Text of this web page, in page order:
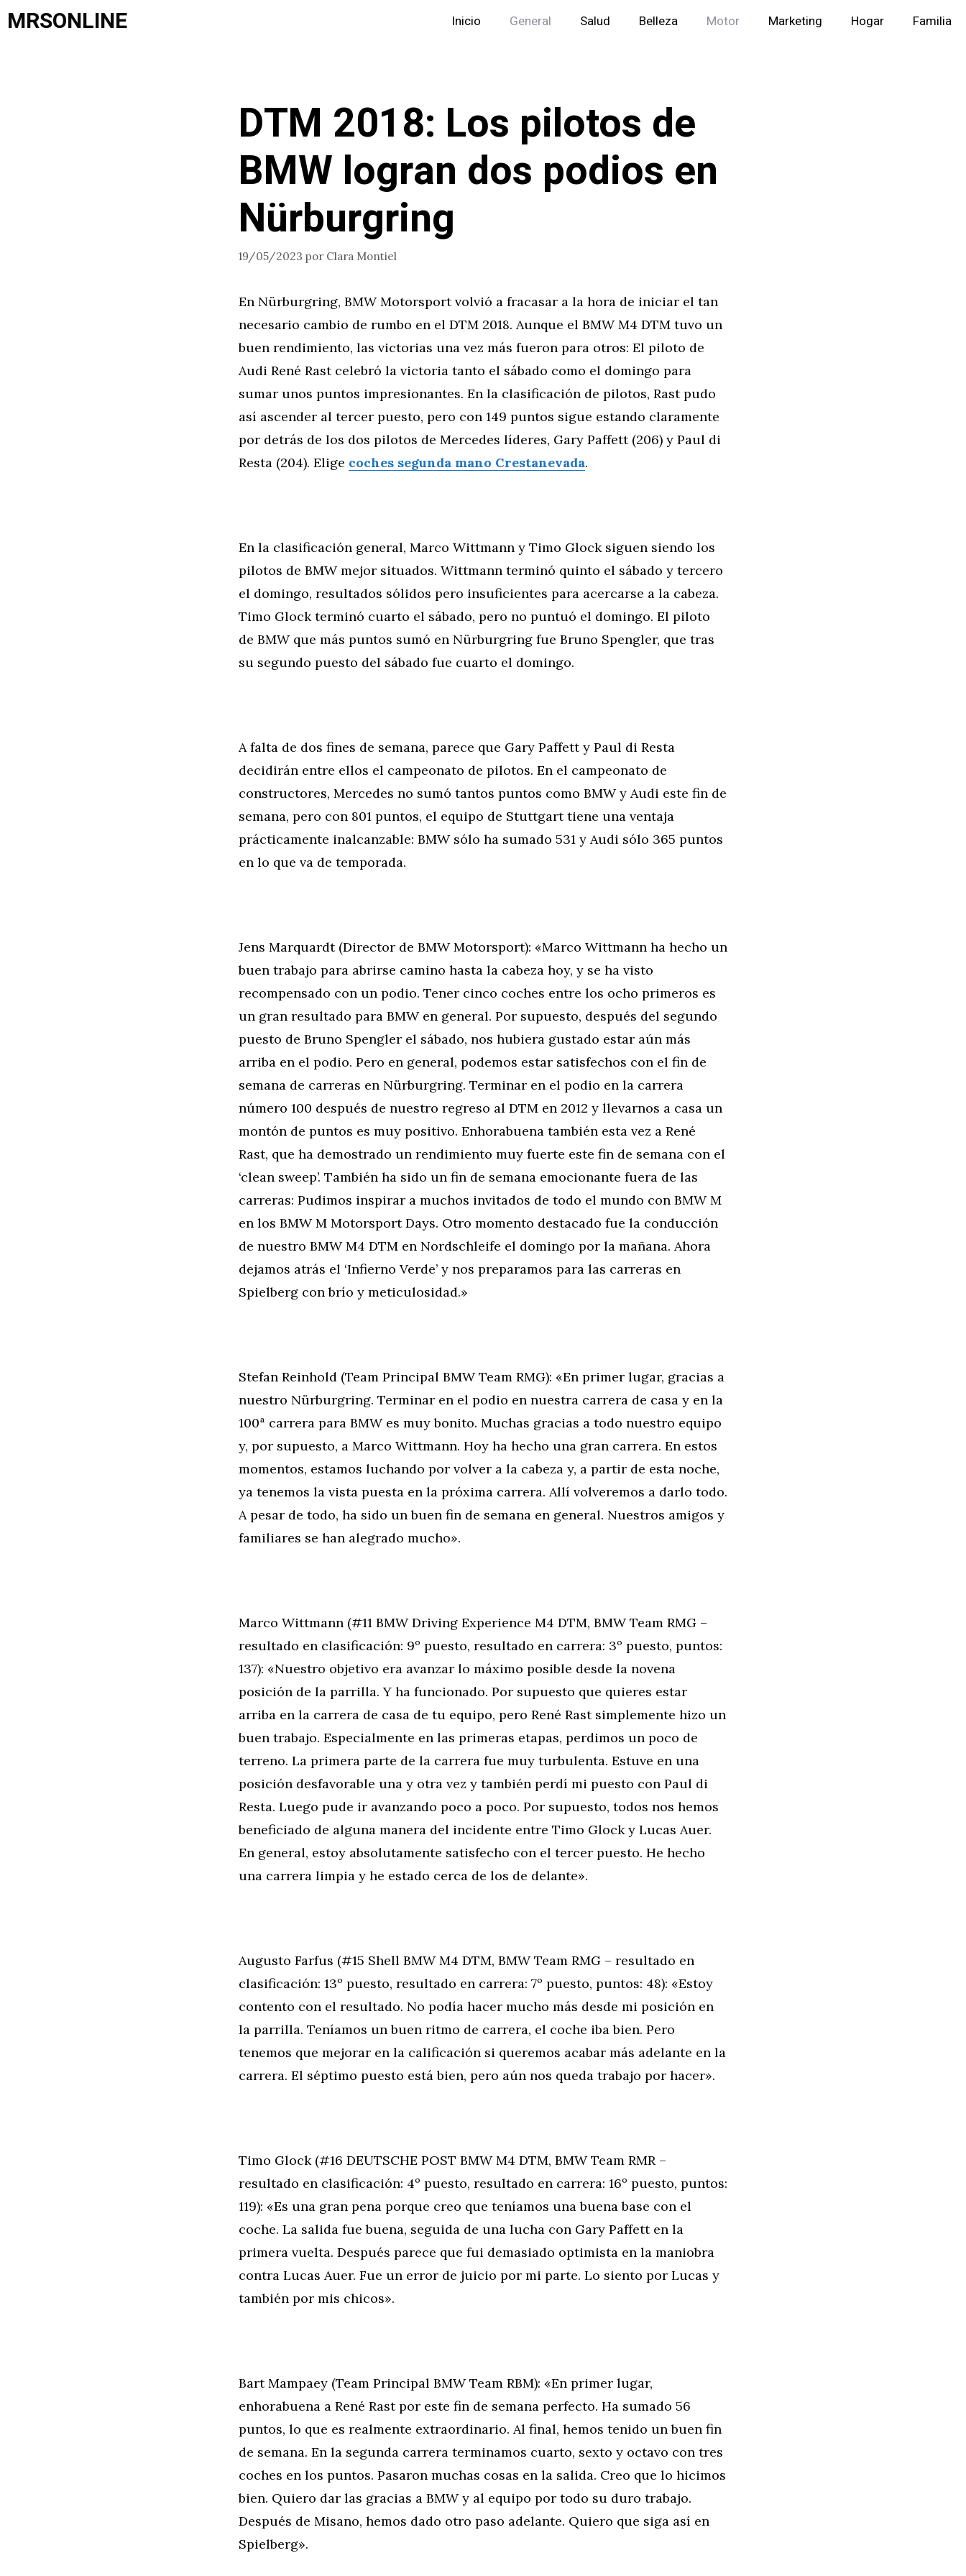
Saltar
alMRSONLINE Inicio General Salud Belleza Motor Marketing Hogar Familia
DTM 2018: Los pilotos de
BMW logran dos podios en
Nürburgring
19/05/2023 por Clara Montiel
En Nürburgring, BMW Motorsport volvió a fracasar a la hora de iniciar el tan
necesario cambio de rumbo en el DTM 2018. Aunque el BMW M4 DTM tuvo un
buen rendimiento, las victorias una vez más fueron para otros: El piloto de
Audi René Rast celebró la victoria tanto el sábado como el domingo para
sumar unos puntos impresionantes. En la clasificación de pilotos, Rast pudo
así ascender al tercer puesto, pero con 149 puntos sigue estando claramente
por detrás de los dos pilotos de Mercedes líderes, Gary Paffett (206) y Paul di
Resta (204). Elige coches segunda mano Crestanevada.
En la clasificación general, Marco Wittmann y Timo Glock siguen siendo los
pilotos de BMW mejor situados. Wittmann terminó quinto el sábado y tercero
el domingo, resultados sólidos pero insuficientes para acercarse a la cabeza.
Timo Glock terminó cuarto el sábado, pero no puntuó el domingo. El piloto
de BMW que más puntos sumó en Nürburgring fue Bruno Spengler, que tras
su segundo puesto del sábado fue cuarto el domingo.
A falta de dos fines de semana, parece que Gary Paffett y Paul di Resta
decidirán entre ellos el campeonato de pilotos. En el campeonato de
constructores, Mercedes no sumó tantos puntos como BMW y Audi este fin de
semana, pero con 801 puntos, el equipo de Stuttgart tiene una ventaja
prácticamente inalcanzable: BMW sólo ha sumado 531 y Audi sólo 365 puntos
en lo que va de temporada.
Jens Marquardt (Director de BMW Motorsport): «Marco Wittmann ha hecho un
buen trabajo para abrirse camino hasta la cabeza hoy, y se ha visto
recompensado con un podio. Tener cinco coches entre los ocho primeros es
un gran resultado para BMW en general. Por supuesto, después del segundo
puesto de Bruno Spengler el sábado, nos hubiera gustado estar aún más
arriba en el podio. Pero en general, podemos estar satisfechos con el fin de
semana de carreras en Nürburgring. Terminar en el podio en la carrera
número 100 después de nuestro regreso al DTM en 2012 y llevarnos a casa un
montón de puntos es muy positivo. Enhorabuena también esta vez a René
Rast, que ha demostrado un rendimiento muy fuerte este fin de semana con el
‘clean sweep’. También ha sido un fin de semana emocionante fuera de las
carreras: Pudimos inspirar a muchos invitados de todo el mundo con BMW M
en los BMW M Motorsport Days. Otro momento destacado fue la conducción
de nuestro BMW M4 DTM en Nordschleife el domingo por la mañana. Ahora
dejamos atrás el ‘Infierno Verde’ y nos preparamos para las carreras en
Spielberg con brío y meticulosidad.»
Stefan Reinhold (Team Principal BMW Team RMG): «En primer lugar, gracias a
nuestro Nürburgring. Terminar en el podio en nuestra carrera de casa y en la
100ª carrera para BMW es muy bonito. Muchas gracias a todo nuestro equipo
y, por supuesto, a Marco Wittmann. Hoy ha hecho una gran carrera. En estos
momentos, estamos luchando por volver a la cabeza y, a partir de esta noche,
ya tenemos la vista puesta en la próxima carrera. Allí volveremos a darlo todo.
A pesar de todo, ha sido un buen fin de semana en general. Nuestros amigos y
familiares se han alegrado mucho».
Marco Wittmann (#11 BMW Driving Experience M4 DTM, BMW Team RMG –
resultado en clasificación: 9º puesto, resultado en carrera: 3º puesto, puntos:
137): «Nuestro objetivo era avanzar lo máximo posible desde la novena
posición de la parrilla. Y ha funcionado. Por supuesto que quieres estar
arriba en la carrera de casa de tu equipo, pero René Rast simplemente hizo un
buen trabajo. Especialmente en las primeras etapas, perdimos un poco de
terreno. La primera parte de la carrera fue muy turbulenta. Estuve en una
posición desfavorable una y otra vez y también perdí mi puesto con Paul di
Resta. Luego pude ir avanzando poco a poco. Por supuesto, todos nos hemos
beneficiado de alguna manera del incidente entre Timo Glock y Lucas Auer.
En general, estoy absolutamente satisfecho con el tercer puesto. He hecho
una carrera limpia y he estado cerca de los de delante».
Augusto Farfus (#15 Shell BMW M4 DTM, BMW Team RMG – resultado en
clasificación: 13º puesto, resultado en carrera: 7º puesto, puntos: 48): «Estoy
contento con el resultado. No podía hacer mucho más desde mi posición en
la parrilla. Teníamos un buen ritmo de carrera, el coche iba bien. Pero
tenemos que mejorar en la calificación si queremos acabar más adelante en la
carrera. El séptimo puesto está bien, pero aún nos queda trabajo por hacer».
Timo Glock (#16 DEUTSCHE POST BMW M4 DTM, BMW Team RMR –
resultado en clasificación: 4º puesto, resultado en carrera: 16º puesto, puntos:
119): «Es una gran pena porque creo que teníamos una buena base con el
coche. La salida fue buena, seguida de una lucha con Gary Paffett en la
primera vuelta. Después parece que fui demasiado optimista en la maniobra
contra Lucas Auer. Fue un error de juicio por mi parte. Lo siento por Lucas y
también por mis chicos».
Bart Mampaey (Team Principal BMW Team RBM): «En primer lugar,
enhorabuena a René Rast por este fin de semana perfecto. Ha sumado 56
puntos, lo que es realmente extraordinario. Al final, hemos tenido un buen fin
de semana. En la segunda carrera terminamos cuarto, sexto y octavo con tres
coches en los puntos. Pasaron muchas cosas en la salida. Creo que lo hicimos
bien. Quiero dar las gracias a BMW y al equipo por todo su duro trabajo.
Después de Misano, hemos dado otro paso adelante. Quiero que siga así en
Spielberg».